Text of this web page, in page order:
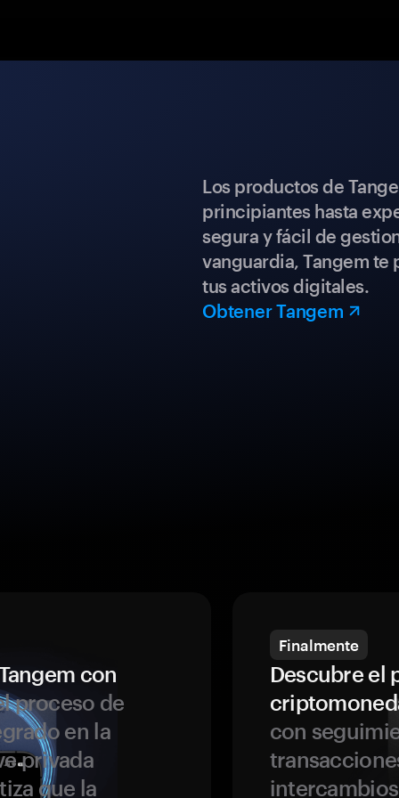
Los productos de
principiantes hasta
segura y fácil de
vanguardia, Tangem
tus activos digitales.
Obtener Tangem
con
proceso de
en la
privada
que la
Finalmente
Descubre el
con